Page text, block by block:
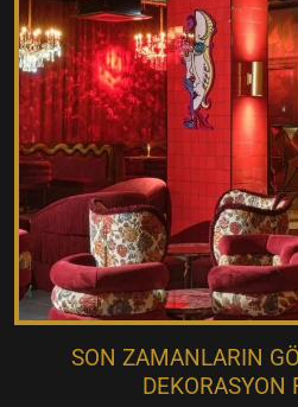
SON ZAMANLARIN
DEKORASYON